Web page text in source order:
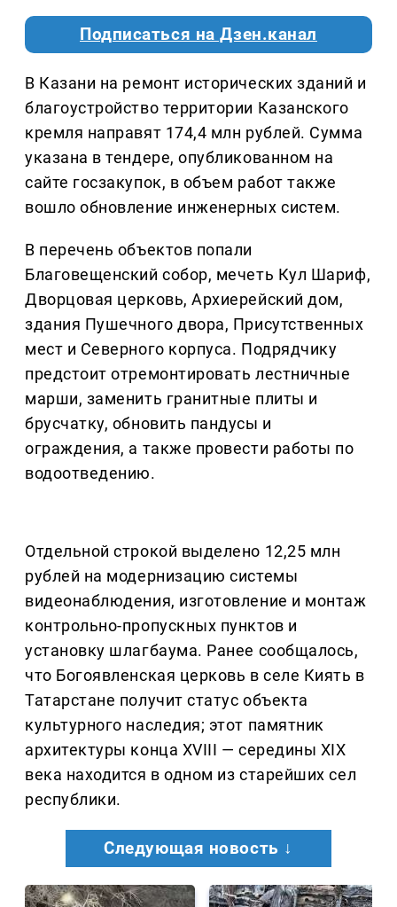
Подписаться на Дзен.канал
В Казани на ремонт исторических зданий и
благоустройство территории Казанского
кремля направят 174,4 млн рублей. Сумма
указана в тендере, опубликованном на
сайте госзакупок, в объем работ также
вошло обновление инженерных систем.
В перечень объектов попали
Благовещенский собор, мечеть Кул Шариф,
Дворцовая церковь, Архиерейский дом,
здания Пушечного двора, Присутственных
мест и Северного корпуса. Подрядчику
предстоит отремонтировать лестничные
марши, заменить гранитные плиты и
брусчатку, обновить пандусы и
ограждения, а также провести работы по
водоотведению.
Отдельной строкой выделено 12,25 млн
рублей на модернизацию системы
видеонаблюдения, изготовление и монтаж
контрольно-пропускных пунктов и
установку шлагбаума. Ранее сообщалось,
что Богоявленская церковь в селе Киять в
Татарстане получит статус объекта
культурного наследия; этот памятник
архитектуры конца XVIII — середины XIX
века находится в одном из старейших сел
республики.
Следующая новость ↓